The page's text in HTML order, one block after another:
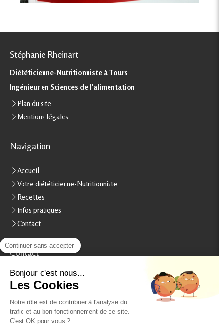
Stéphanie Rheinart
Diététicienne-Nutritionniste à Tours
Ingénieur en Sciences de l'alimentation
Plan du site
Mentions légales
Navigation
Accueil
Votre diététicienne-Nutritionniste
Recettes
Infos pratiques
Contact
Contact
Stéphanie Rheinart
15, boulevard Béranger
France
Afficher le téléphone
Continuer sans accepter
Bonjour c'est nous...
Les Cookies
Notre rôle est de contribuer à l'analyse du
trafic et au bon fonctionnement de ce site.
C'est OK pour vous ?